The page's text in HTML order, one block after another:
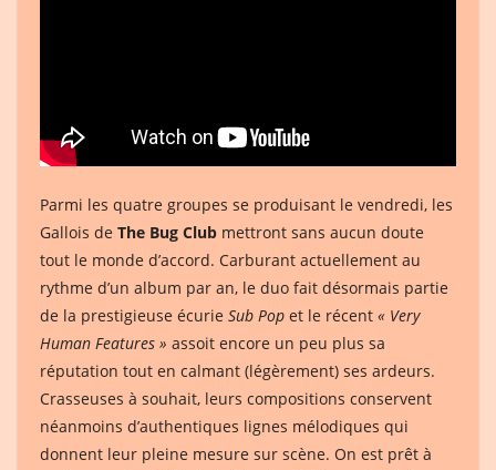
Parmi les quatre groupes se produisant le vendredi, les
Gallois de The Bug Club mettront sans aucun doute
tout le monde d’accord. Carburant actuellement au
rythme d’un album par an, le duo fait désormais partie
de la prestigieuse écurie Sub Pop et le récent « Very
Human Features » assoit encore un peu plus sa
réputation tout en calmant (légèrement) ses ardeurs.
Crasseuses à souhait, leurs compositions conservent
néanmoins d’authentiques lignes mélodiques qui
donnent leur pleine mesure sur scène. On est prêt à